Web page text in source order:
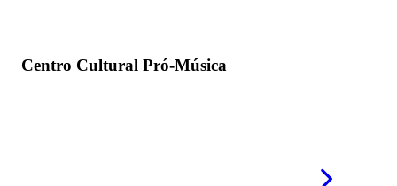
Centro Cultural Pró-Música